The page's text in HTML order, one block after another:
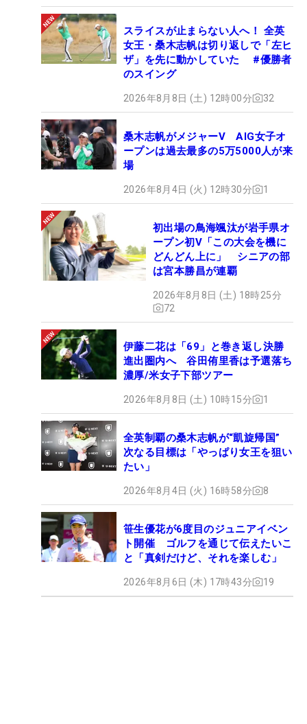
スライスが止まらない人へ！ 全英
女王・桑木志帆は切り返しで「左ヒ
ザ」を先に動かしていた #優勝者
のスイング
2026年8月8日 (土) 12時00分 32
桑木志帆がメジャーV AIG女子オ
ープンは過去最多の5万5000人が来
場
2026年8月4日 (火) 12時30分 1
初出場の鳥海颯汰が岩手県オ
ープン初V「この大会を機に
どんどん上に」 シニアの部
は宮本勝昌が連覇
2026年8月8日 (土) 18時25分
72
伊藤二花は「69」と巻き返し決勝
進出圏内へ 谷田侑里香は予選落ち
濃厚/米女子下部ツアー
2026年8月8日 (土) 10時15分 1
全英制覇の桑木志帆が“凱旋帰国”
次なる目標は「やっぱり女王を狙い
たい」
2026年8月4日 (火) 16時58分 8
笹生優花が6度目のジュニアイベン
ト開催 ゴルフを通じて伝えたいこ
と「真剣だけど、それを楽しむ」
2026年8月6日 (木) 17時43分 19